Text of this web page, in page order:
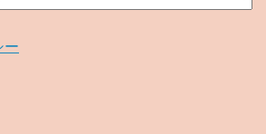
ー